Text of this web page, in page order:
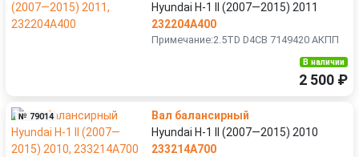
Hyundai H-1 II (2007—2015) 2011
232204A400
Примечание:2.5TD D4CB 7149420 АКПП
В наличии
2 500 ₽
№ 79014
Вал балансирный
Hyundai H-1 II (2007—2015) 2010
233214A700